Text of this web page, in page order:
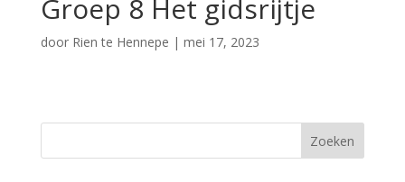
Groep 8 Het gidsrijtje
door Rien te Hennepe | mei 17, 2023